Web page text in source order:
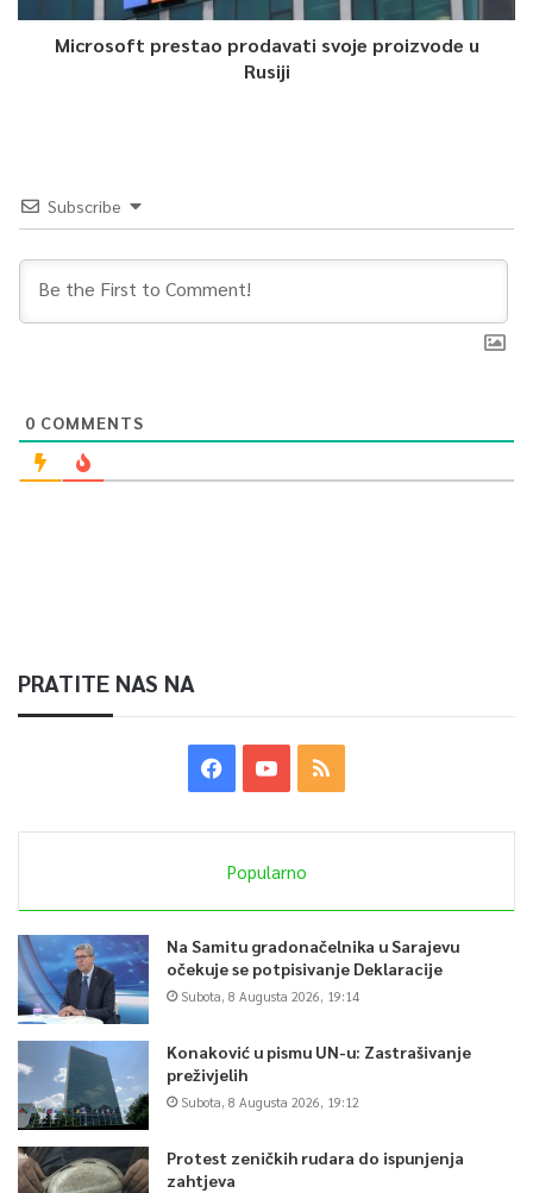
Microsoft prestao prodavati svoje proizvode u
Rusiji
Subscribe
0 COMMENTS
PRATITE NAS NA
Popularno
Na Samitu gradonačelnika u Sarajevu
očekuje se potpisivanje Deklaracije
Subota, 8 Augusta 2026, 19:14
Konaković u pismu UN-u: Zastrašivanje
preživjelih
Subota, 8 Augusta 2026, 19:12
Protest zeničkih rudara do ispunjenja
zahtjeva